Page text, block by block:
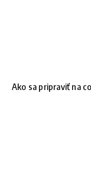
Ako sa pripraviť na